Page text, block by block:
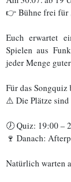
👉 Bühne frei für
Euch erwartet
Spielen aus
jeder Menge
Für das Songquiz
⚠️ Die Plätze sind
🕖 Quiz: 19:00 –
🍷 Danach:
Natürlich warten